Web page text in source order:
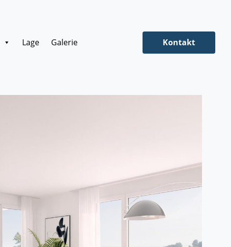
Lage Galerie Kontakt